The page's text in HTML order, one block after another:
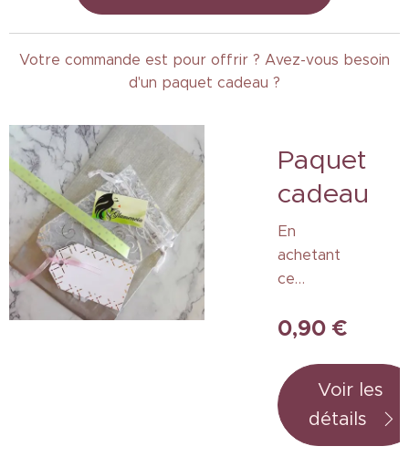
Votre commande est pour offrir ? Avez-vous besoin
d'un paquet cadeau ?
Paquet
cadeau
En
achetant
ce
cadeau,
bijoux
seront
joliment
protégé
0,90 €
Voir les
détails